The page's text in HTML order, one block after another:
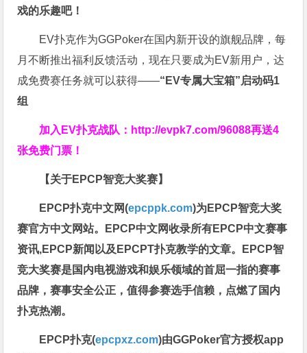
戏的乐趣吧！
EV扑克作为GGPoker在国内新开设的旗舰品牌，每
月不断推出福利反馈活动，现在只要成为EV新用户，达
成免费赛任务就可以获得——“EV专属大宝箱”启动码1
组
加入EV扑克战队： http://evpk7.com/96088再送4
张免费门票！
【关于EPCP智竞大奖赛】
EPCP扑克中文网(epcppk.com)为EPCP智竞大奖
赛官方中文网站。EPCP中文网收录所有EPCP中文赛事
资讯,EPCP新闻以及EPCPT扑克教学的文章。EPCP智
竞大奖赛是国内电视游戏和娱乐领域的首屈一指的赛事
品牌，赛事安全公正，值得参赛选手信赖，点燃了国内
扑克热潮。
EPCP扑克(epcpxz.com)由GGPoker官方授权app